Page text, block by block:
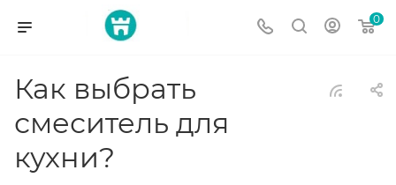
0
Как выбрать
смеситель для
кухни?